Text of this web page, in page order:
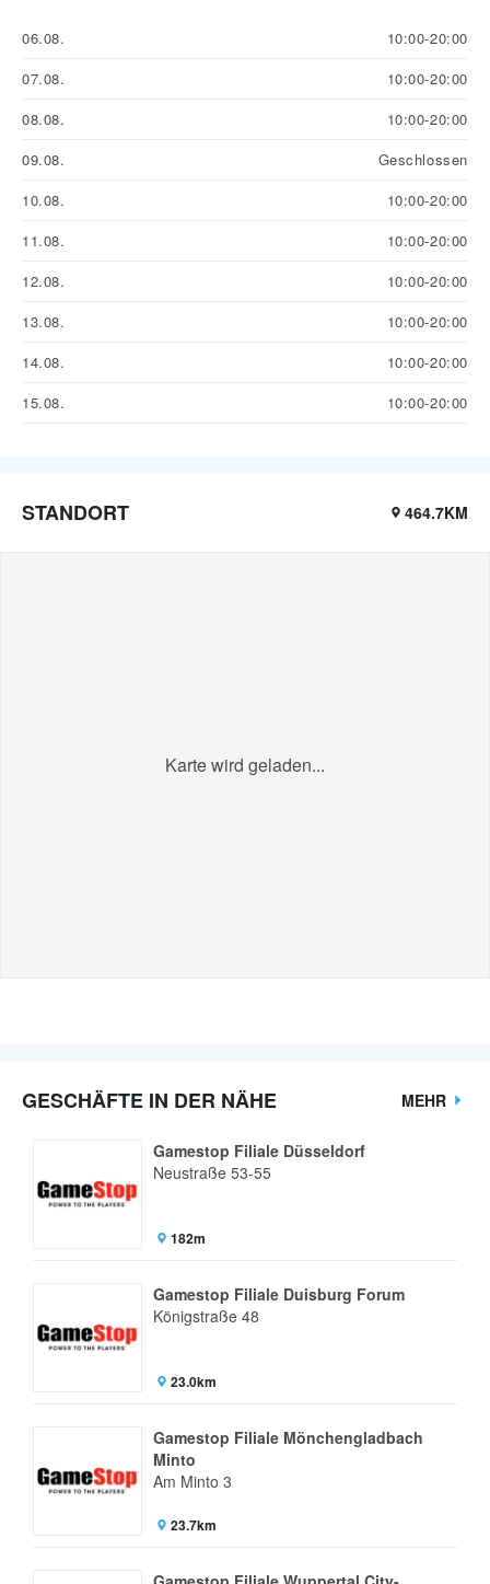
06.08.
10:00-20:00
07.08.
10:00-20:00
08.08.
10:00-20:00
09.08.
Geschlossen
10.08.
10:00-20:00
11.08.
10:00-20:00
12.08.
10:00-20:00
13.08.
10:00-20:00
14.08.
10:00-20:00
15.08.
10:00-20:00
STANDORT 464.7KM
Karte wird geladen...
GESCHÄFTE IN DER NÄHE MEHR
Gamestop Filiale Düsseldorf
Neustraße 53-55
182m
Gamestop Filiale Duisburg Forum
Königstraße 48
23.0km
Gamestop Filiale Mönchengladbach
Minto
Am Minto 3
23.7km